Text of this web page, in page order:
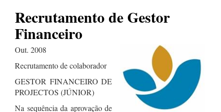
Recrutamento de Gestor
Financeiro
Out. 2008
Recrutamento de colaborador
GESTOR FINANCEIRO DE
PROJECTOS (JÚNIOR)
Na sequência da aprovação de